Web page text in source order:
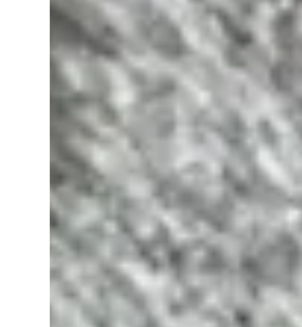
Glutenfreies
Hier ist ein tolles